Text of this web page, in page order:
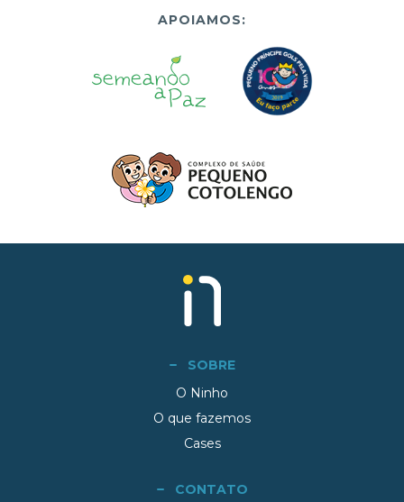
APOIAMOS:
SOBRE
O Ninho
O que fazemos
Cases
CONTATO